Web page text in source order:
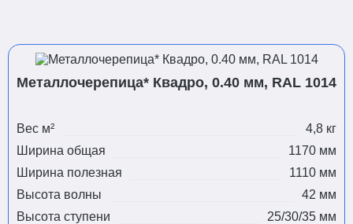
Металлочерепица* Квадро, 0.40 мм, RAL 1014
Вес м²
4,8 кг
Ширина общая
1170 мм
Ширина полезная
1110 мм
Высота волны
42 мм
Высота ступени
25/30/35 мм